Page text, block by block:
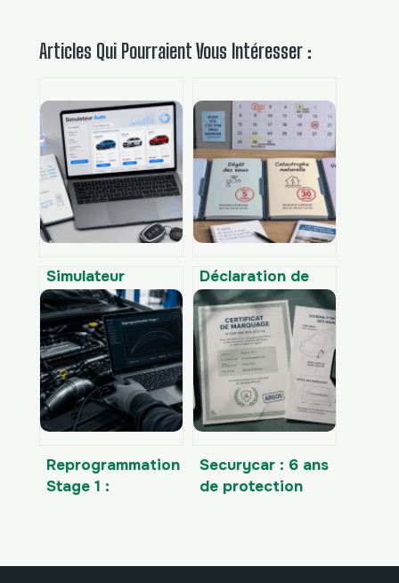
Articles Qui Pourraient Vous Intéresser :
Simulateur
automobile : 4
critères pour
passer du doute
au choix idéal
Déclaration de
sinistre : 2, 5 ou
30 jours pour
garantir votre
indemnisation
Reprogrammation
Stage 1 :
nullité du contrat
Securycar : 6 ans
de protection
contrat